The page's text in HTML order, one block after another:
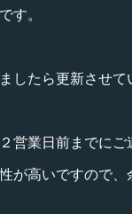
す。
したら更新させ
営業日前までにご
が高いですので